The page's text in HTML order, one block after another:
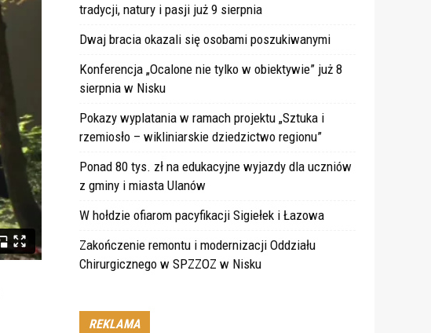
tradycji, natury i pasji już 9 sierpnia
Dwaj bracia okazali się osobami poszukiwanymi
Konferencja „Ocalone nie tylko w obiektywie” już 8
sierpnia w Nisku
Pokazy wyplatania w ramach projektu „Sztuka i
rzemiosło – wikliniarskie dziedzictwo regionu”
Ponad 80 tys. zł na edukacyjne wyjazdy dla uczniów
z gminy i miasta Ulanów
W hołdzie ofiarom pacyfikacji Sigiełek i Łazowa
Zakończenie remontu i modernizacji Oddziału
Chirurgicznego w SPZZOZ w Nisku
REKLAMA